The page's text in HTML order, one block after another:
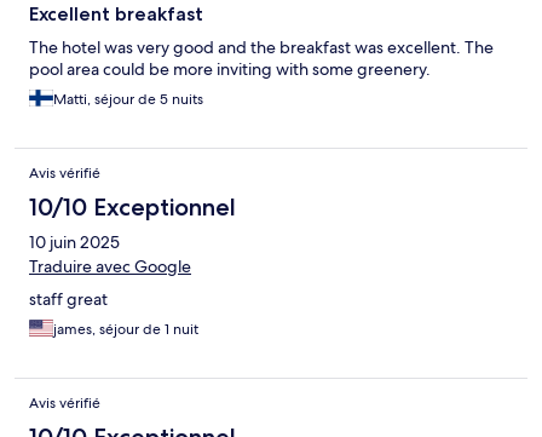
Excellent breakfast
The hotel was very good and the breakfast was excellent. The
pool area could be more inviting with some greenery.
Matti, séjour de 5 nuits
Avis vérifié
10/10 Exceptionnel
10 juin 2025
Traduire avec Google
staff great
james, séjour de 1 nuit
Avis vérifié